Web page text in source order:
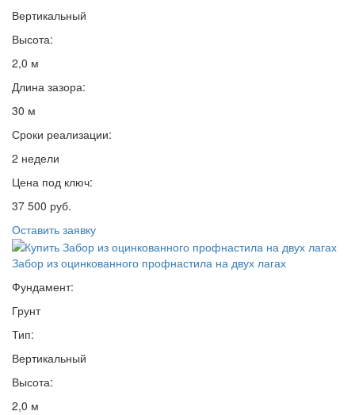
Вертикальный
Высота:
2,0 м
Длина зазора:
30 м
Сроки реализации:
2 недели
Цена под ключ:
37 500 руб.
Оставить заявку
Забор из оцинкованного профнастила на двух лагах
Фундамент:
Грунт
Тип:
Вертикальный
Высота:
2,0 м